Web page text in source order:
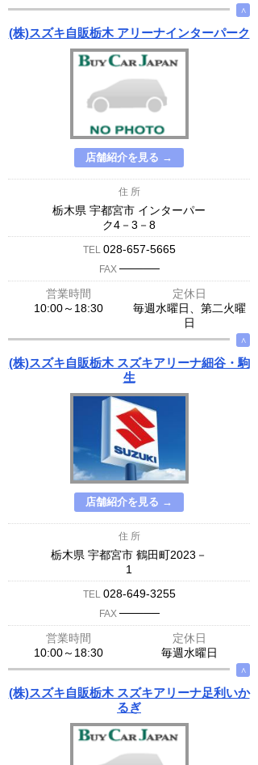
∧
(株)スズキ自販栃木 アリーナインターパーク
店舗紹介を見る →
住 所
栃木県 宇都宮市 インターパー
ク4－3－8
TEL 028-657-5665
FAX ─────
営業時間
定休日
10:00～18:30
毎週水曜日、第二火曜
日
∧
(株)スズキ自販栃木 スズキアリーナ細谷・駒
生
店舗紹介を見る →
住 所
栃木県 宇都宮市 鶴田町2023－
1
TEL 028-649-3255
FAX ─────
営業時間
定休日
10:00～18:30
毎週水曜日
∧
(株)スズキ自販栃木 スズキアリーナ足利いか
るぎ